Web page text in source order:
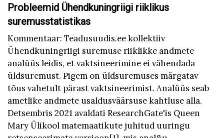
Probleemid Ühendkuningriigi riiklikus
suremusstatistikas
Kommentaar: Teadusuudis.ee kollektiiv
Ühendkuningriigi suremuse riiklikke andmete
analüüs leidis, et vaktsineerimine ei vähendada
üldsuremust. Pigem on üldsuremuses märgatav
tõus vahetult pärast vaktsineerimist. Analüüs seab
ametlike andmete usaldusväärsuse kahtluse alla.
Detsembris 2021 avaldati ResearchGate'is Queen
Mary Ülikool matemaatikute juhitud uuringu